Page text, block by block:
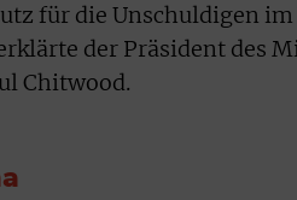
für die Unschuldigen
der Präsident des
Chitwood.